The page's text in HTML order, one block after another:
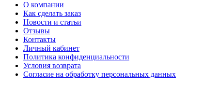
О компании
Как сделать заказ
Новости и статьи
Отзывы
Контакты
Личный кабинет
Политика конфиденциальности
Условия возврата
Согласие на обработку персональных данных